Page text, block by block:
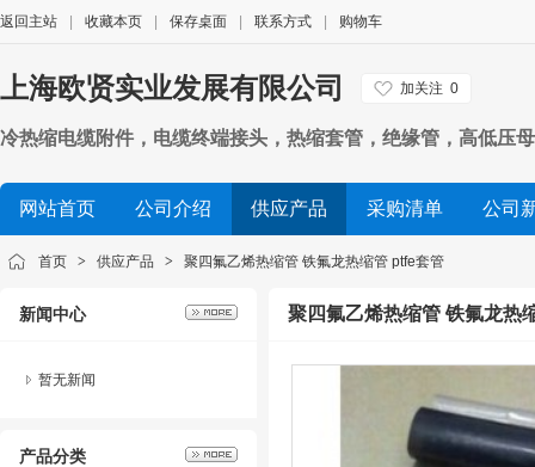
返回主站 收藏本页 保存桌面 联系方式 购物车
上海欧贤实业发展有限公司 加关注 0
冷热缩电缆附件，电缆终端接头，热缩套管，绝缘管，高低压
网站首页 公司介绍 供应产品 采购清单 公司
首页 > 供应产品 > 聚四氟乙烯热缩管 铁氟龙热缩管 ptfe套管
新闻中心
暂无新闻
产品分类
聚四氟乙烯热缩管 铁氟龙热